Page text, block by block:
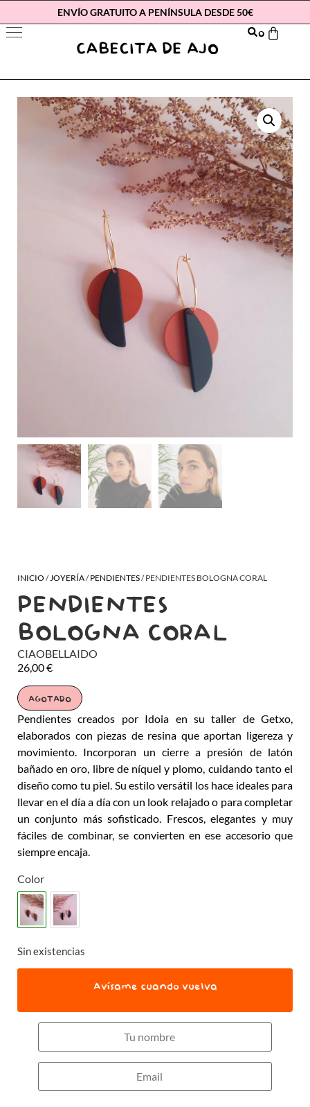
ENVÍO GRATUITO A PENÍNSULA DESDE 50€
0
INICIO / JOYERÍA/PENDIENTES/ PENDIENTES BOLOGNA CORAL
PENDIENTES
BOLOGNA CORAL
CIAOBELLAIDO
26,00€
AGOTADO
Pendientes creados por Idoia en su taller de Getxo,
elaborados con piezas de resina que aportan ligereza y
movimiento. Incorporan un cierre a presión de latón
bañado en oro, libre de níquel y plomo, cuidando tanto el
diseño como tu piel. Su estilo versátil los hace ideales para
llevar en el día a día con un look relajado o para completar
un conjunto más sofisticado. Frescos, elegantes y muy
fáciles de combinar, se convierten en ese accesorio que
siempre encaja.
Color
Sin existencias
Avísame cuando vuelva